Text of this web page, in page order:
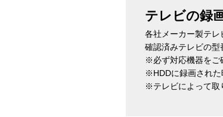
テレビの録
各社メーカー製テ
確認済みテレビの型
※必ず対応機器をご
※HDDに録画された
※テレビによって取